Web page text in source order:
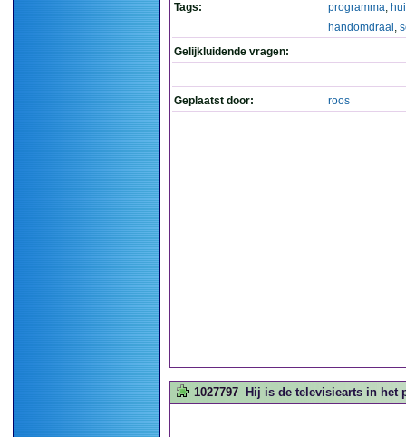
Tags:
programma,
handomdraai,
Gelijkluidende vragen:
Geplaatst door: roos
1027797 Hij is de televisiearts in het